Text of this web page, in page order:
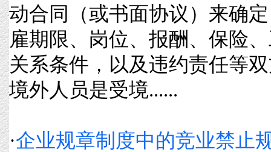
动合同（或书面协议）来确
雇期限、岗位、报酬、保险
关系条件，以及违约责任等
境外人员是受境......
·企业规章制度中的竞业禁止